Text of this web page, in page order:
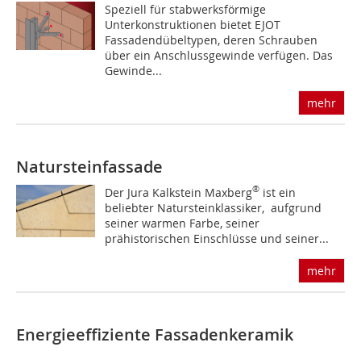
Speziell für stabwerksförmige
Unterkonstruktionen bietet EJOT
Fassadendübeltypen, deren Schrauben
über ein Anschlussgewinde verfügen. Das
Gewinde...
mehr
Natursteinfassade
Der Jura Kalkstein Maxberg® ist ein
beliebter Natursteinklassiker, aufgrund
seiner warmen Farbe, seiner
prähistorischen Einschlüsse und seiner...
mehr
Energieeffiziente Fassadenkeramik